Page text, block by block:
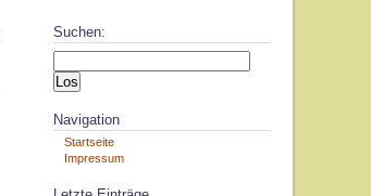
Suchen:
Navigation
Startseite
Impressum